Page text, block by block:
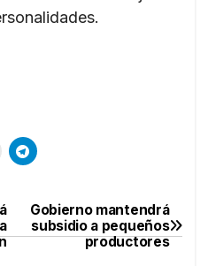
Gobierno mantendrá
subsidio a pequeños
productores